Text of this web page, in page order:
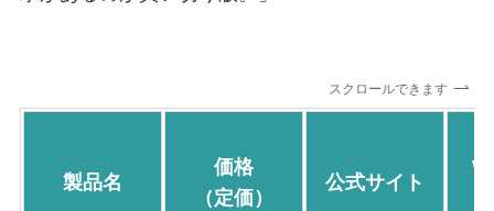
スクロールできます
製品名
価格
（定価）
公式サイト